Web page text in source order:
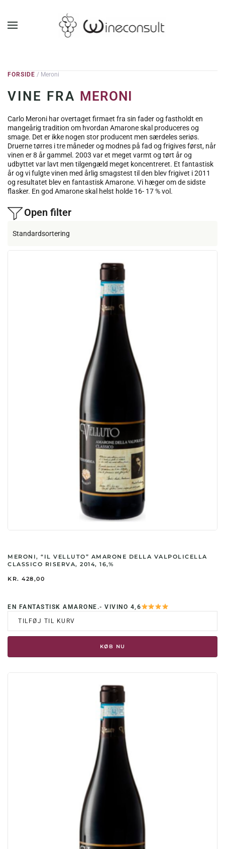
GÅ TIL HOVEDINDHOLD
FORSIDE / Meroni
VINE FRA MERONI
Carlo Meroni har overtaget firmaet fra sin fader og fastholdt en
mangeårig tradition om hvordan Amarone skal produceres og
smage. Det er ikke nogen stor producent men særdeles seriøs.
Druerne tørres i tre måneder og modnes på fad og frigives først, når
vinen er 8 år gammel. 2003 var et meget varmt og tørt år og
udbyttet var lavt men tilgengæld meget koncentreret. Et fantastisk
år og vi fulgte vinen med årlig smagstest til den blev frigivet i 2011
og resultatet blev en fantastisk Amarone. Vi hæger om de sidste
flasker. En god Amarone skal helst holde 16- 17 % vol.
Open filter
MERONI, “IL VELLUTO” AMARONE DELLA VALPOLICELLA
CLASSICO RISERVA, 2014, 16,%
KR. 428,00
EN FANTASTISK AMARONE.- VIVINO 4,6
TILFØJ TIL KURV
KØB NU